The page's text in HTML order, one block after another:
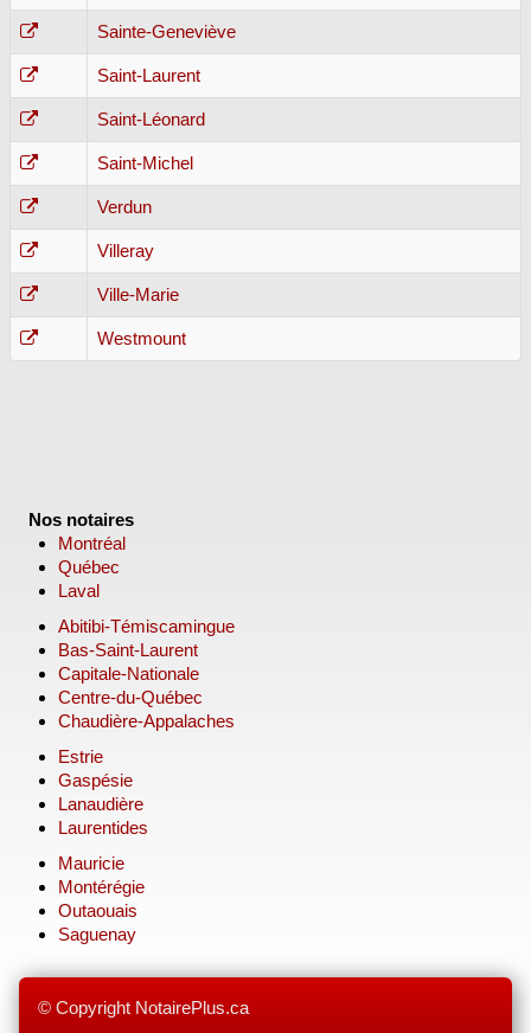
Sainte-Geneviève
Saint-Laurent
Saint-Léonard
Saint-Michel
Verdun
Villeray
Ville-Marie
Westmount
Nos notaires
Montréal
Québec
Laval
Abitibi-Témiscamingue
Bas-Saint-Laurent
Capitale-Nationale
Centre-du-Québec
Chaudière-Appalaches
Estrie
Gaspésie
Lanaudière
Laurentides
Mauricie
Montérégie
Outaouais
Saguenay
© Copyright NotairePlus.ca